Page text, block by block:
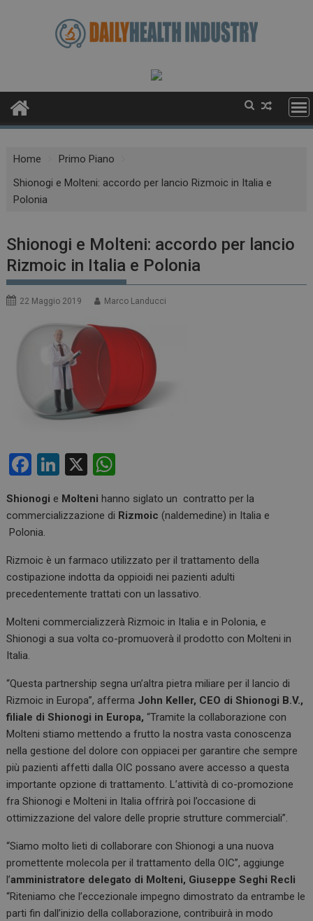
Home
Primo Piano
Shionogi e Molteni: accordo per lancio Rizmoic in Italia e
Polonia
Shionogi e Molteni: accordo per lancio
Rizmoic in Italia e Polonia
22 Maggio 2019 Marco Landucci
F
ce
b
o
o
k
Li
ke
n
X
at
A
p
p
Shionogi e Molteni hanno siglato un contratto per la
commercializzazione di Rizmoic (naldemedine) in Italia e
Polonia.
Rizmoic è un farmaco utilizzato per il trattamento della
costipazione indotta da oppioidi nei pazienti adulti
precedentemente trattati con un lassativo.
Molteni commercializzerà Rizmoic in Italia e in Polonia, e
Shionogi a sua volta co-promuoverà il prodotto con Molteni in
Italia.
“Questa partnership segna un’altra pietra miliare per il lancio di
Rizmoic in Europa”, afferma John Keller, CEO di Shionogi B.V.,
filiale di Shionogi in Europa, “Tramite la collaborazione con
Molteni stiamo mettendo a frutto la nostra vasta conoscenza
nella gestione del dolore con oppiacei per garantire che sempre
più pazienti affetti dalla OIC possano avere accesso a questa
importante opzione di trattamento. L’attività di co-promozione
fra Shionogi e Molteni in Italia offrirà poi l’occasione di
ottimizzazione del valore delle proprie strutture commerciali”.
“Siamo molto lieti di collaborare con Shionogi a una nuova
promettente molecola per il trattamento della OIC”, aggiunge
l’amministratore delegato di Molteni, Giuseppe Seghi Recli
“Riteniamo che l’eccezionale impegno dimostrato da entrambe le
parti fin dall’inizio della collaborazione, contribuirà in modo